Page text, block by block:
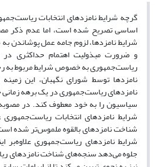
اساسی تصریح شده است، اما عدم ذکر
شرایط نامزدها، لزوم جامه عمل پوشاندن
و ضرورت مبذولیت اهتمام حداکثری در
ریاست‌جمهوری به خصوص شرایط مربوط به
نامزدها توسط شورای نگهبان، این
نامزدهای ریاست‌جمهوری در یک برهه‌
سیاسیون را به خود معطوف کند. در
شرایط نامزدهای انتخابات
شناخت نامزدهای بالقوه ملموس‌تر شده
شرایط نامزدهای ریاست‌جمهوری علاوه‌بر
جلوه می‌دهد سنجه‌های شناخت نامزدهای